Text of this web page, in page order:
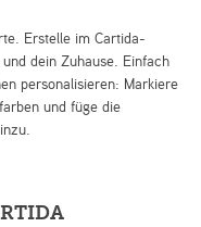
Erstelle im Cartida-
dein Zuhause. Einfach
personalisieren: Markiere
und füge die